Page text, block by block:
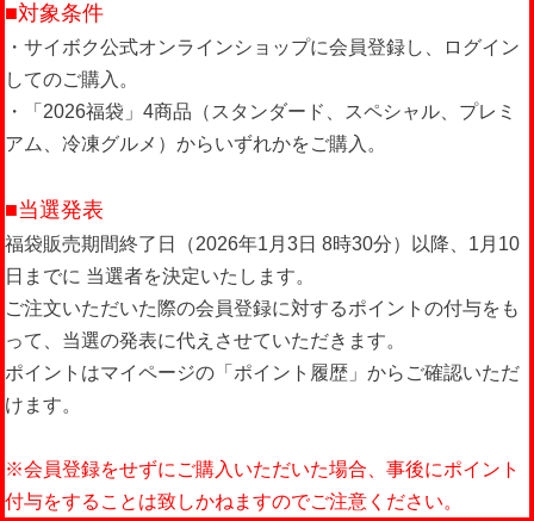
■対象条件
・サイボク公式オンラインショップに会員登録し、ログイン
してのご購入。
・「2026福袋」4商品（スタンダード、スペシャル、プレミ
アム、冷凍グルメ）からいずれかをご購入。
■当選発表
福袋販売期間終了日（2026年1月3日 8時30分）以降、1月10
日までに 当選者を決定いたします。
ご注文いただいた際の会員登録に対するポイントの付与をも
って、当選の発表に代えさせていただきます。
ポイントはマイページの「ポイント履歴」からご確認いただ
けます。
※会員登録をせずにご購入いただいた場合、事後にポイント
付与をすることは致しかねますのでご注意ください。